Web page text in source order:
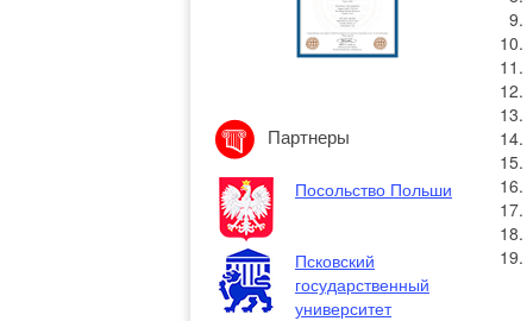
Партнеры
Посольство Польши
Псковский
государственный
университет